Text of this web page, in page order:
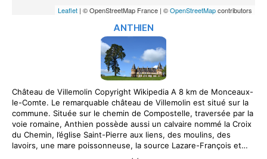
Leaflet | © OpenStreetMap France | ©OpenStreetMapcontributors
ANTHIEN
Château de Villemolin Copyright Wikipedia A 8 km de Monceaux-
le-Comte. Le remarquable château de Villemolin est situé sur la
commune. Située sur le chemin de Compostelle, traversée par la
voie romaine, Anthien possède aussi un calvaire nommé la Croix
du Chemin, l’église Saint-Pierre aux liens, des moulins, des
lavoirs, une mare poissonneuse, la source Lazare-François et…